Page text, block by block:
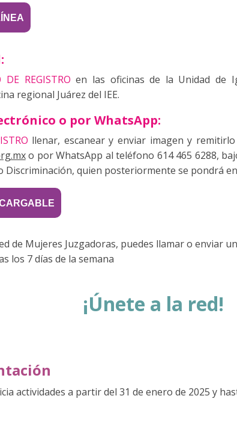
DE REGISTRO en las oficinas de la Unidad de
regional Juárez del IEE.
o por WhatsApp:
llenar, escanear y enviar imagen y
o por WhatsApp al teléfono 614 465 6288,
Discriminación, quien posteriormente se pondrá
de Mujeres Juzgadoras, puedes llamar o enviar
los 7 días de la semana
¡Únete a la red!
actividades a partir del 31 de enero de 2025 y